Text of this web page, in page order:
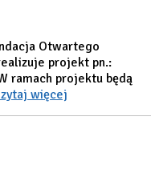
Otwartego
projekt pn.:
ramach projektu będą
więcej